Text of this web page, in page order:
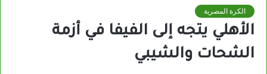
الكرة المصرية
الأهلي يتجه إلى الفيفا في أزمة
الشحات والشيبي